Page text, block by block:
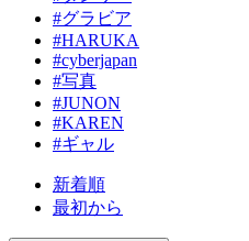
#グラビア
#HARUKA
#cyberjapan
#写真
#JUNON
#KAREN
#ギャル
新着順
最初から